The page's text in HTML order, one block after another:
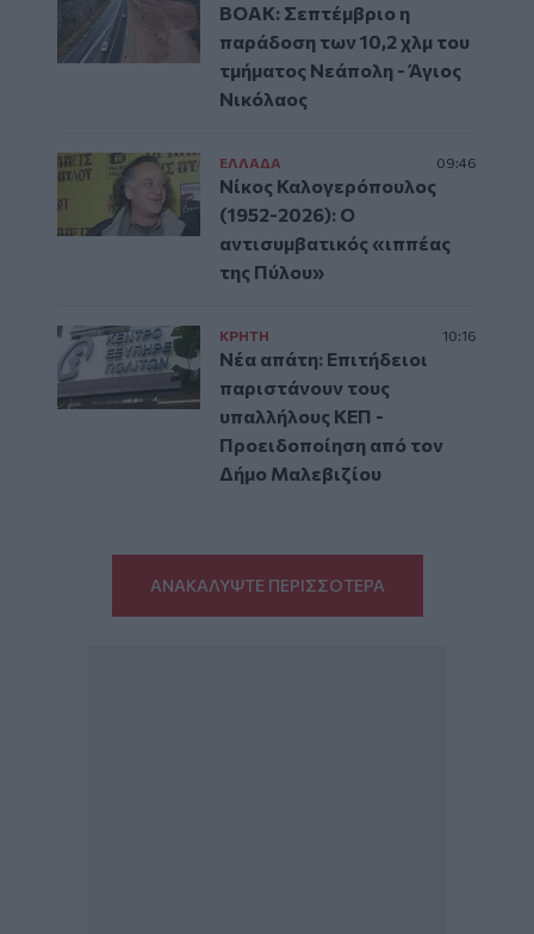
ΒΟΑΚ: Σεπτέμβριο η
παράδοση των 10,2 χλμ του
τμήματος Νεάπολη - Άγιος
Νικόλαος
ΕΛΛAΔΑ 09:46
Νίκος Καλογερόπουλος
(1952-2026): O
αντισυμβατικός «ιππέας
της Πύλου»
ΚΡΗΤΗ 10:16
Νέα απάτη: Επιτήδειοι
παριστάνουν τους
υπαλλήλους ΚΕΠ -
Προειδοποίηση από τον
Δήμο Μαλεβιζίου
ΑΝΑΚΑΛΥΨΤΕ ΠΕΡΙΣΣΟΤΕΡΑ